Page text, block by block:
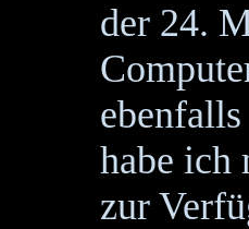
der 24.
habe ich
zur